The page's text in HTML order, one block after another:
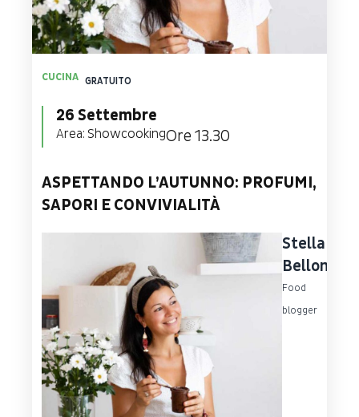
CUCINA GRATUITO
26 Settembre
Area: ShowcookingOre 13.30
ASPETTANDO L’AUTUNNO: PROFUMI,
SAPORI E CONVIVIALITÀ
Stella
Bellomo
Food
blogger